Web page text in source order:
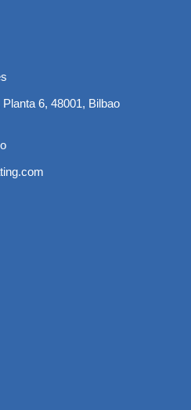
6, 48001, Bilbao